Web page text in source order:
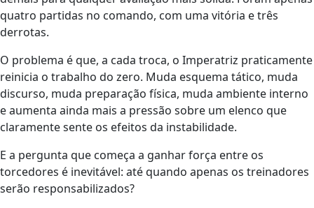
quatro partidas no comando, com uma vitória e três
derrotas.
O problema é que, a cada troca, o Imperatriz praticamente
reinicia o trabalho do zero. Muda esquema tático, muda
discurso, muda preparação física, muda ambiente interno
e aumenta ainda mais a pressão sobre um elenco que
claramente sente os efeitos da instabilidade.
E a pergunta que começa a ganhar força entre os
torcedores é inevitável: até quando apenas os treinadores
serão responsabilizados?